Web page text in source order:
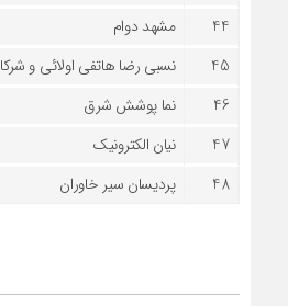
44
مشهد دوام
45
نسبی رضا هاتفی اولائی و شرکا
46
نما پوشش شرق
47
نیان الکترونیک
48
پردیسان سیر خاوران